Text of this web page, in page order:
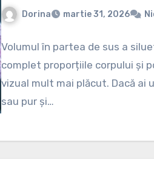
Dorina martie 31, 2026
Volumul în partea de sus a
complet proporțiile corpului și
vizual mult mai plăcut. Dacă ai
sau pur și…